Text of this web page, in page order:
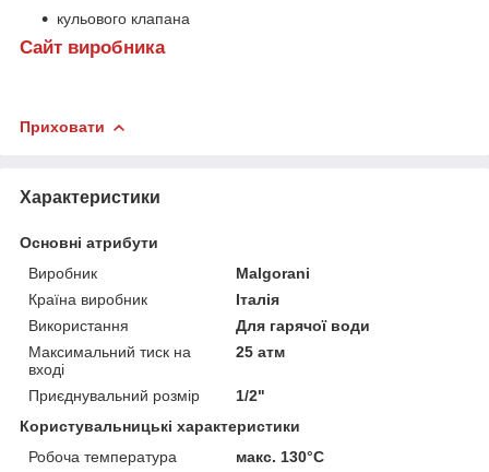
кульового клапана
Сайт виробника
Приховати
Характеристики
Основні атрибути
Виробник
Malgorani
Країна виробник
Італія
Використання
Для гарячої води
Максимальний тиск на
вході
25 атм
Приєднувальний розмір
1/2"
Користувальницькі характеристики
Робоча температура
макс. 130°С